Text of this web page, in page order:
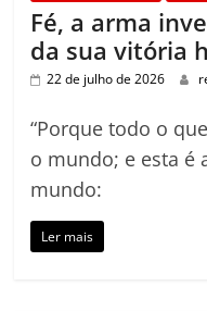
Fé, a arma
da sua vitória
22 de julho de 2026
“Porque todo o
o mundo; e esta é
mundo:
Ler mais